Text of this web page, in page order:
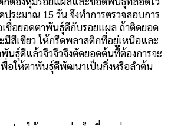
ประมาณ 15 วัน จึงทำการตรวจสอบการ
เชื่อยอดตาพันธุ์ดีกับรอยแผล ถ้าติดยอด
มีสีเขียว ให้กรีดพลาสติกที่อยู่เหนือและ
นธุ์ดีแล้วจึวจึวจึงตัดยอดต้นที่ต้องการจะ
พื่อให้ตาพันธุ์ดีพัฒนาเป็นกิ่งหรือลำต้น